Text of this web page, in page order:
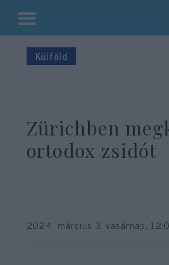
Kilépés
tartalomba
Külföld
Zürichben
ortodox zsidót
2024. március 3. vasárnap,